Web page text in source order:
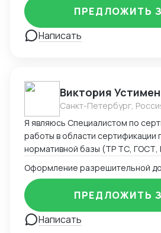
Написать
ПРЕДЛОЖИТЬ
Виктория
Санкт-Петербург,
Я являюсь Специалистом по
работы в области сертификации
нормативной базы (ТР ТС, ГОСТ,
позволяют мне эффективно
подтверждению соответствия
установленным требованиям. Оформляю
техническую документацию и
вопросам
Написать
ПРЕДЛОЖИТЬ